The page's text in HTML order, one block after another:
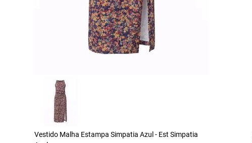
Vestido Malha Estampa Simpatia Azul - Est Simpatia